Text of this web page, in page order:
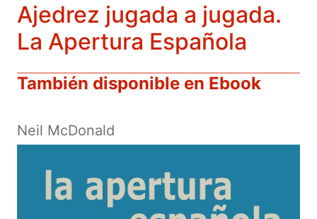
Ajedrez jugada a jugada.
La Apertura Española
También disponible en Ebook
Neil McDonald